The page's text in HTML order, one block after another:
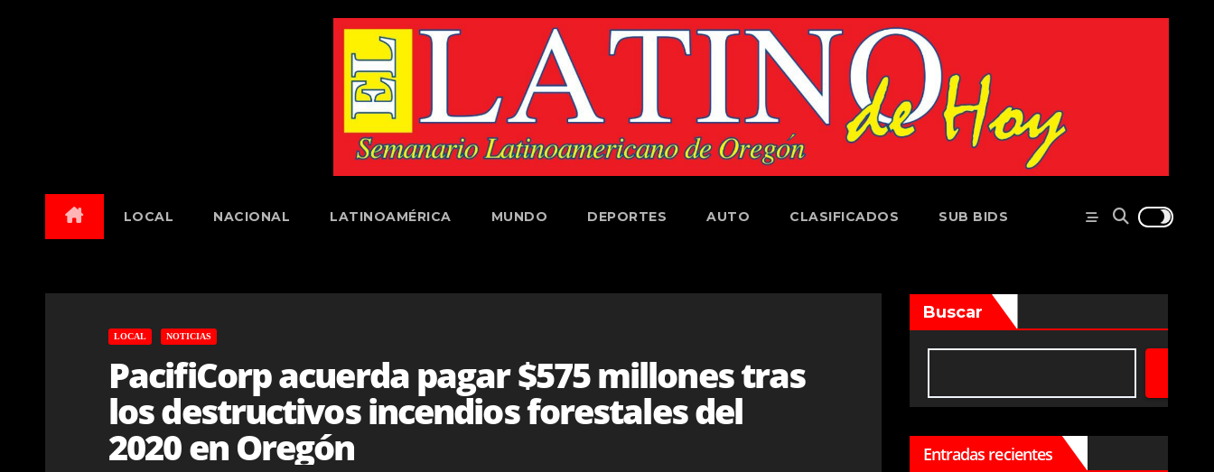
LOCAL NACIONAL LATINOAMÉRICA MUNDO DEPORTES AUTO CLASIFICADOS SUB BIDS
LOCAL NOTICIAS
PacifiCorp acuerda pagar $575 millones tras
los destructivos incendios forestales del
2020 en Oregón
Buscar
Entradas recientes